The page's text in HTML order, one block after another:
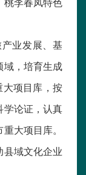
桃李春凤特色
业发展、基
域，培育生成
大项目库，按
学论证，认真
大项目库。
县域文化企业